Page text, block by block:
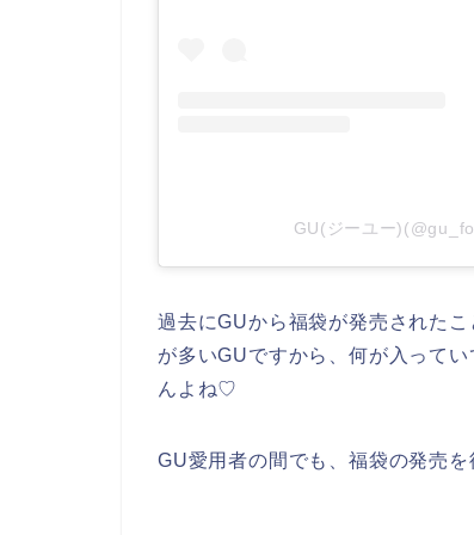
GU(ジーユー
過去にGUから福袋が発売された
が多いGUですから、何が入って
んよね♡
GU愛用者の間でも、福袋の発売